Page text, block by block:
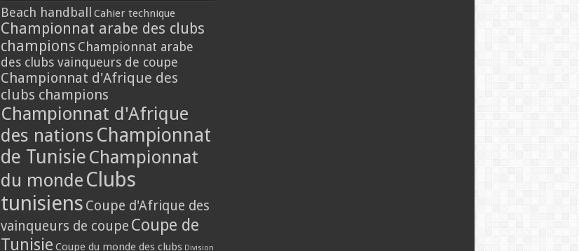
Beach handball Cahier technique
Championnat arabe des clubs
champions Championnat arabe
des clubs vainqueurs de coupe
Championnat d'Afrique des
clubs champions
Championnat d'Afrique
des nations Championnat
de Tunisie Championnat
du monde Clubs
tunisiens Coupe d'Afrique des
vainqueurs de coupe Coupe de
Tunisie Coupe du monde des clubs Division